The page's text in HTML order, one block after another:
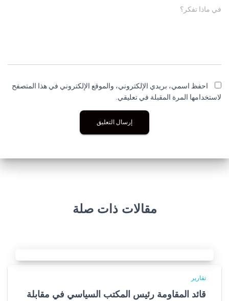
في ماذا تفكر؟
احفظ اسمي، بريدي الإلكتروني، والموقع الإلكتروني في هذا المتصفح
لاستخدامها المرة المقبلة في تعليقي.
مقالات ذات صلة
تقارير
قائد المقاومة رئيس المكتب السياسي في مقابلة